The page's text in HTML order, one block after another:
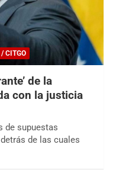
CITGO
de la
con la justicia
de supuestas
de las cuales